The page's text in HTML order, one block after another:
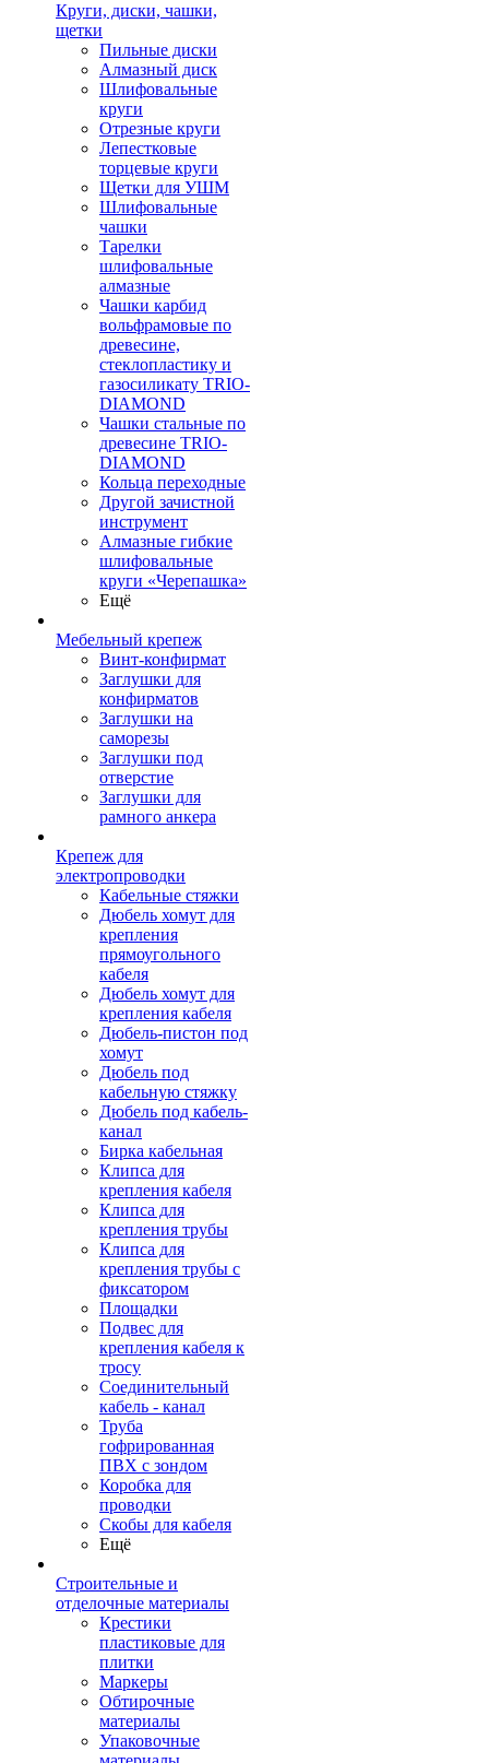
Круги, диски, чашки,
щетки
Пильные диски
Алмазный диск
Шлифовальные
круги
Отрезные круги
Лепестковые
торцевые круги
Щетки для УШМ
Шлифовальные
чашки
Тарелки
шлифовальные
алмазные
Чашки карбид
вольфрамовые по
древесине,
стеклопластику и
газосиликату TRIO-
DIAMOND
Чашки стальные по
древесине TRIO-
DIAMOND
Кольца переходные
Другой зачистной
инструмент
Алмазные гибкие
шлифовальные
круги «Черепашка»
Ещё
Мебельный крепеж
Винт-конфирмат
Заглушки для
конфирматов
Заглушки на
саморезы
Заглушки под
отверстие
Заглушки для
рамного анкера
Крепеж для
электропроводки
Кабельные стяжки
Дюбель хомут для
крепления
прямоугольного
кабеля
Дюбель хомут для
крепления кабеля
Дюбель-пистон под
хомут
Дюбель под
кабельную стяжку
Дюбель под кабель-
канал
Бирка кабельная
Клипса для
крепления кабеля
Клипса для
крепления трубы
Клипса для
крепления трубы с
фиксатором
Площадки
Подвес для
крепления кабеля к
тросу
Соединительный
кабель - канал
Труба
гофрированная
ПВХ с зондом
Коробка для
проводки
Скобы для кабеля
Ещё
Строительные и
отделочные материалы
Крестики
пластиковые для
плитки
Маркеры
Обтирочные
материалы
Упаковочные